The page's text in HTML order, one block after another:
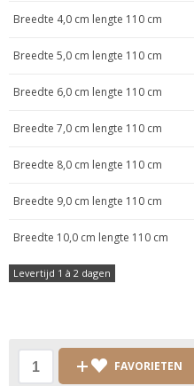
Breedte 4,0 cm lengte 110 cm
Breedte 5,0 cm lengte 110 cm
Breedte 6,0 cm lengte 110 cm
Breedte 7,0 cm lengte 110 cm
Breedte 8,0 cm lengte 110 cm
Breedte 9,0 cm lengte 110 cm
Breedte 10,0 cm lengte 110 cm
Levertijd 1 à 2 dagen
FAVORIETEN